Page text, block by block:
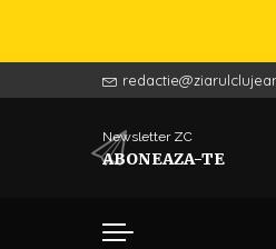
Newsletter ZC
ABONEAZA-TE